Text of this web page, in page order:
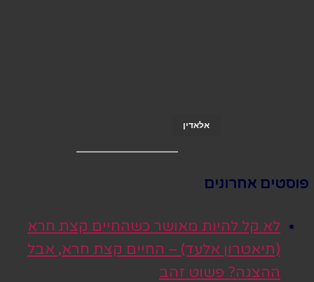
אלאדין
פוסטים אחרונים
לא קל להיות מאושר כשהחיים קצת חרא
(תיאטרון אלעד) – החיים קצת חרא, אבל
ההצגה? פשוט זהב